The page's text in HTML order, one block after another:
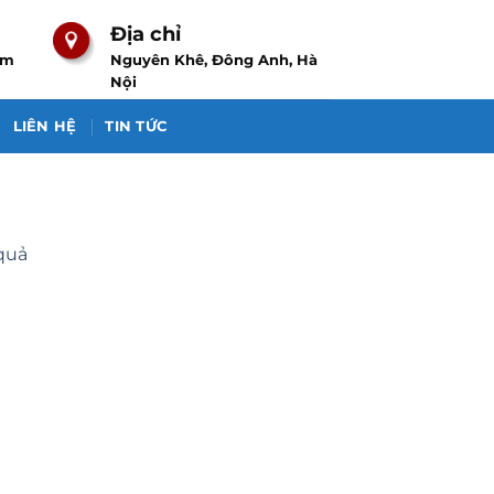
Địa chỉ
Nguyên Khê, Đông Anh, Hà
Nội
LIÊN HỆ TIN TỨC